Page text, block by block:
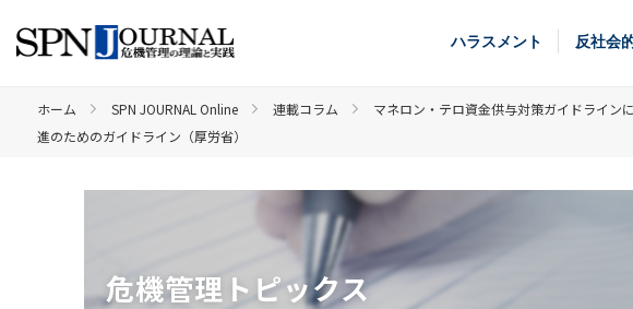
ハラスメント 反社会
ホーム SPN JOURNAL Online 連載コラム
マネロン・テロ資金供与対策ガイドライン
進のためのガイドライン（厚労省）
危機管理トピックス